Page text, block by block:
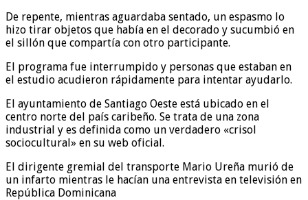
De repente, mientras aguardaba sentado, un espasmo lo
hizo tirar objetos que había en el decorado y sucumbió en
el sillón que compartía con otro participante.
El programa fue interrumpido y personas que estaban en
el estudio acudieron rápidamente para intentar ayudarlo.
El ayuntamiento de Santiago Oeste está ubicado en el
centro norte del país caribeño. Se trata de una zona
industrial y es definida como un verdadero «crisol
sociocultural» en su web oficial.
El dirigente gremial del transporte Mario Ureña murió de
un infarto mientras le hacían una entrevista en televisión en
República Dominicana